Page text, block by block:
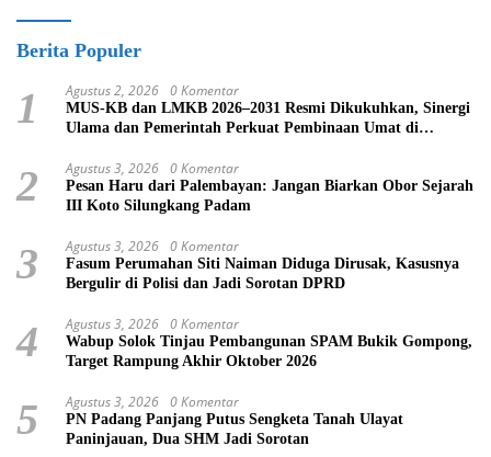
Berita Populer
1 Agustus 2, 2026 0 Komentar
MUS-KB dan LMKB 2026–2031 Resmi Dikukuhkan, Sinergi
Ulama dan Pemerintah Perkuat Pembinaan Umat di
2 Agustus 3, 2026 0 Komentar
Pesan Haru dari Palembayan: Jangan Biarkan Obor Sejarah
III Koto Silungkang Padam
3 Agustus 3, 2026 0 Komentar
Fasum Perumahan Siti Naiman Diduga Dirusak, Kasusnya
Bergulir di Polisi dan Jadi Sorotan DPRD
4 Agustus 3, 2026 0 Komentar
Wabup Solok Tinjau Pembangunan SPAM Bukik Gompong,
Target Rampung Akhir Oktober 2026
5 Agustus 3, 2026 0 Komentar
PN Padang Panjang Putus Sengketa Tanah Ulayat
Paninjauan, Dua SHM Jadi Sorotan